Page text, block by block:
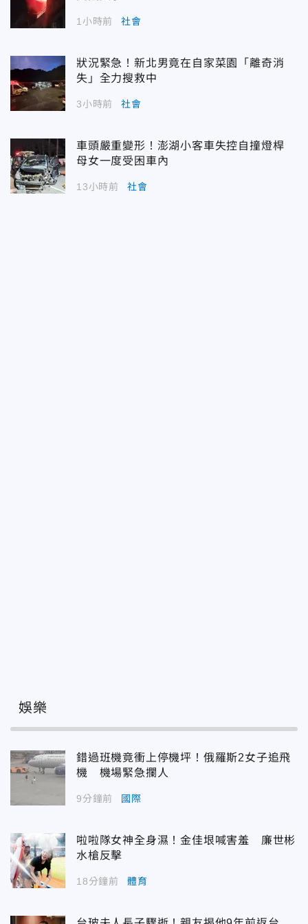
1小時前 社會
狀況緊急！新北男竟在自家菜園「離奇消
失」全力搜救中
3小時前 社會
車頭嚴重變形！澎湖小客車失控自撞燈桿
母女一度受困車內
13小時前 社會
娛樂
錯過班機竟衝上停機坪！俄羅斯2女子追飛
機 機場緊急攔人
9分鐘前 國際
啦啦隊女神全身濕！金佳垠喊害羞 廉世彬
水槍反擊
18分鐘前 體育